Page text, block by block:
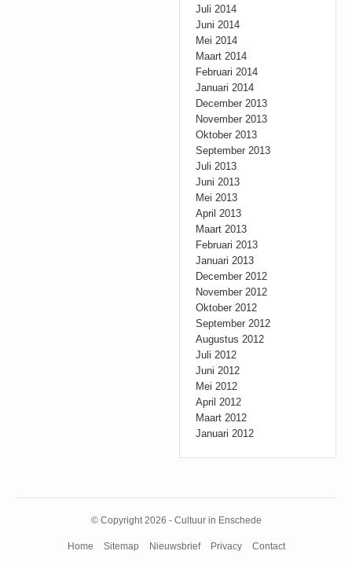
Juli 2014
Juni 2014
Mei 2014
Maart 2014
Februari 2014
Januari 2014
December 2013
November 2013
Oktober 2013
September 2013
Juli 2013
Juni 2013
Mei 2013
April 2013
Maart 2013
Februari 2013
Januari 2013
December 2012
November 2012
Oktober 2012
September 2012
Augustus 2012
Juli 2012
Juni 2012
Mei 2012
April 2012
Maart 2012
Januari 2012
© Copyright 2026 - Cultuur in Enschede
Home Sitemap Nieuwsbrief Privacy Contact